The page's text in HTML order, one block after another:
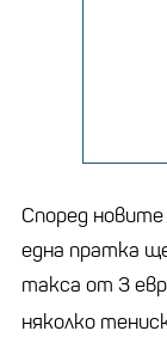
Според
една пратка
такса от 3
няколко